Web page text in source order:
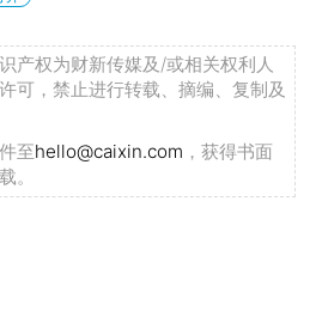
产权为财新传媒及/或相关权利人
可，禁止进行转载、摘编、复制及
至hello@caixin.com ，获得书面
。